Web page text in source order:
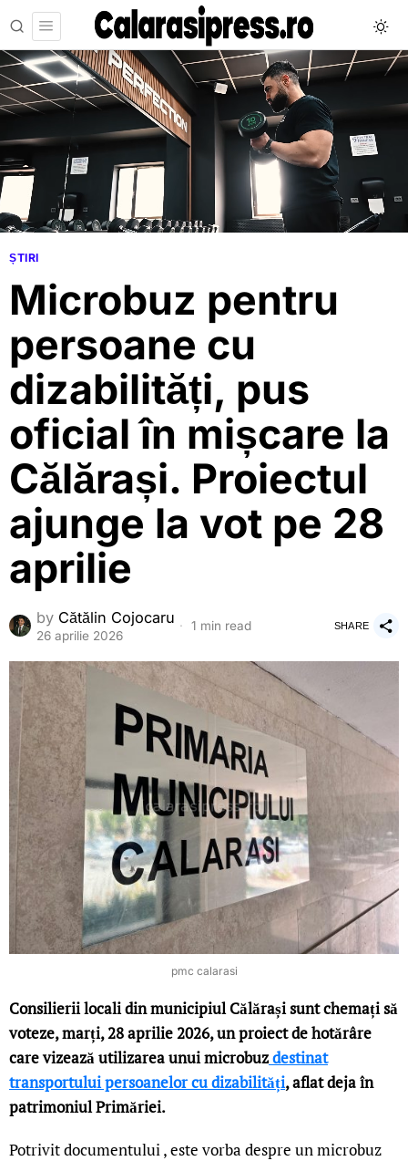
ȘTIRI
Microbuz pentru
persoane cu
dizabilități, pus
oficial în mișcare la
Călărași. Proiectul
ajunge la vot pe 28
aprilie
by Cătălin Cojocaru
26 aprilie 2026
1 min read SHARE
pmc calarasi
Consilierii locali din municipiul Călărași sunt chemați să
voteze, marți, 28 aprilie 2026, un proiect de hotărâre
care vizează utilizarea unui microbuzdestinat
transportului persoanelor cu dizabilități, aflat deja în
patrimoniul Primăriei.
Potrivit documentului , este vorba despre un microbuz